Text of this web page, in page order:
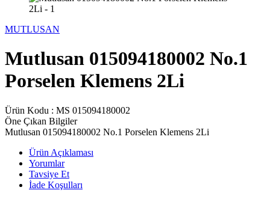
MUTLUSAN
Mutlusan 015094180002 No.1
Porselen Klemens 2Li
Ürün Kodu : MS 015094180002
Öne Çıkan Bilgiler
Mutlusan 015094180002 No.1 Porselen Klemens 2Li
Ürün Açıklaması
Yorumlar
Tavsiye Et
İade Koşulları